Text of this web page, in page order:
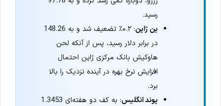
رسید.
ین ژاپن
: ۰.۲٪ تضعیف شد و به 148.26
در برابر دلار رسید، پس از آنکه لحن
هاوکیش بانک مرکزی ژاپن احتمال
افزایش نرخ بهره در آینده نزدیک را بالا
برد.
پوند انگلیس
: به کف دو هفته‌ای 1.3453